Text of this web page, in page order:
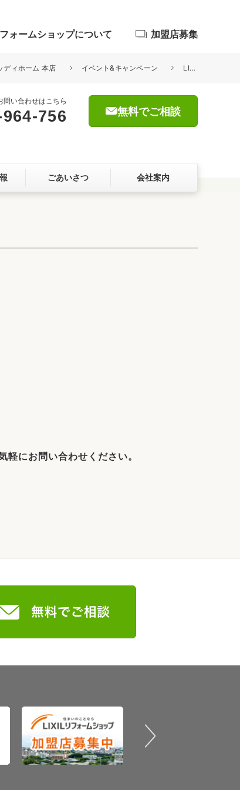
屋根・外壁
ォームショップについて
つくる、価値・性能向上
加盟店募集
ディホーム 本店 イベント&キャンペーン LIXIL 長期保証キャンペーンのお知らせ
問い合わせはこちら
756 無料でご相談
ごあいさつ 会社案内
にお問い合わせください。